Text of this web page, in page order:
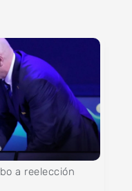
a reelección